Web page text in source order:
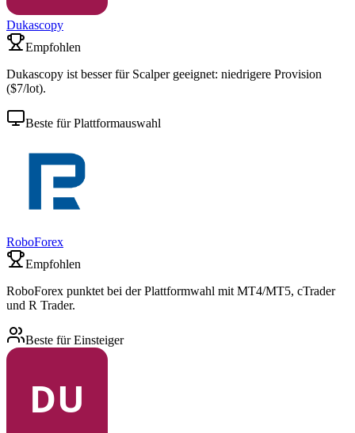
Dukascopy
Empfohlen
Dukascopy ist besser für Scalper geeignet: niedrigere Provision
($7/lot).
Beste für Plattformauswahl
RoboForex
Empfohlen
RoboForex punktet bei der Plattformwahl mit MT4/MT5, cTrader
und R Trader.
Beste für Einsteiger